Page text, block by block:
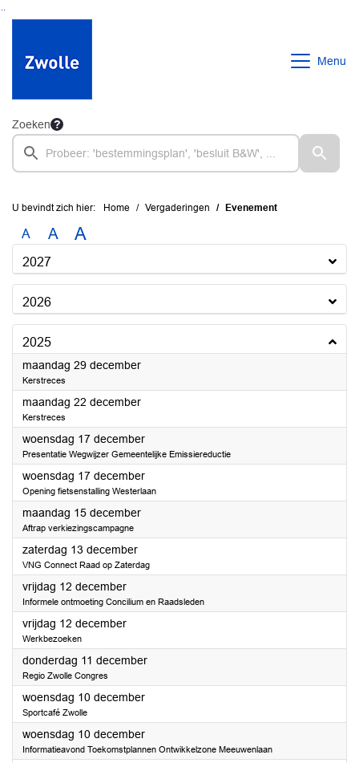
Ga naar de inhoud van deze pagina
Ga naar het zoeken
Ga naar het menu
Menu
Zoeken
U bevindt zich hier: Home Vergaderingen Evenement
A A A
2027
2026
2025
maandag 29 december2025
Kerstreces
maandag 22 december2025
Kerstreces
woensdag 17 december2025
Presentatie Wegwijzer Gemeentelijke Emissiereductie
woensdag 17 december2025
Opening fietsenstalling Westerlaan
maandag 15 december2025
Aftrap verkiezingscampagne
zaterdag 13 december2025
VNG Connect Raad op Zaterdag
vrijdag 12 december2025
Informele ontmoeting Concilium en Raadsleden
vrijdag 12 december2025
Werkbezoeken
donderdag 11 december2025
Regio Zwolle Congres
woensdag 10 december2025
Sportcafé Zwolle
woensdag 10 december2025
Informatieavond Toekomstplannen Ontwikkelzone Meeuwenlaan